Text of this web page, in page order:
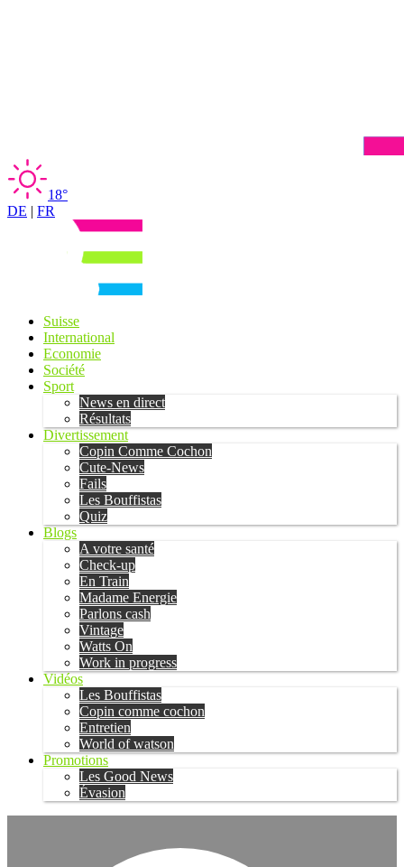
18°
DE | FR
Suisse
International
Economie
Société
Sport
News en direct
Résultats
Divertissement
Copin Comme Cochon
Cute-News
Fails
Les Bouffistas
Quiz
Blogs
A votre santé
Check-up
En Train
Madame Energie
Parlons cash
Vintage
Watts On
Work in progress
Vidéos
Les Bouffistas
Copin comme cochon
Entretien
World of watson
Promotions
Les Good News
Évasion